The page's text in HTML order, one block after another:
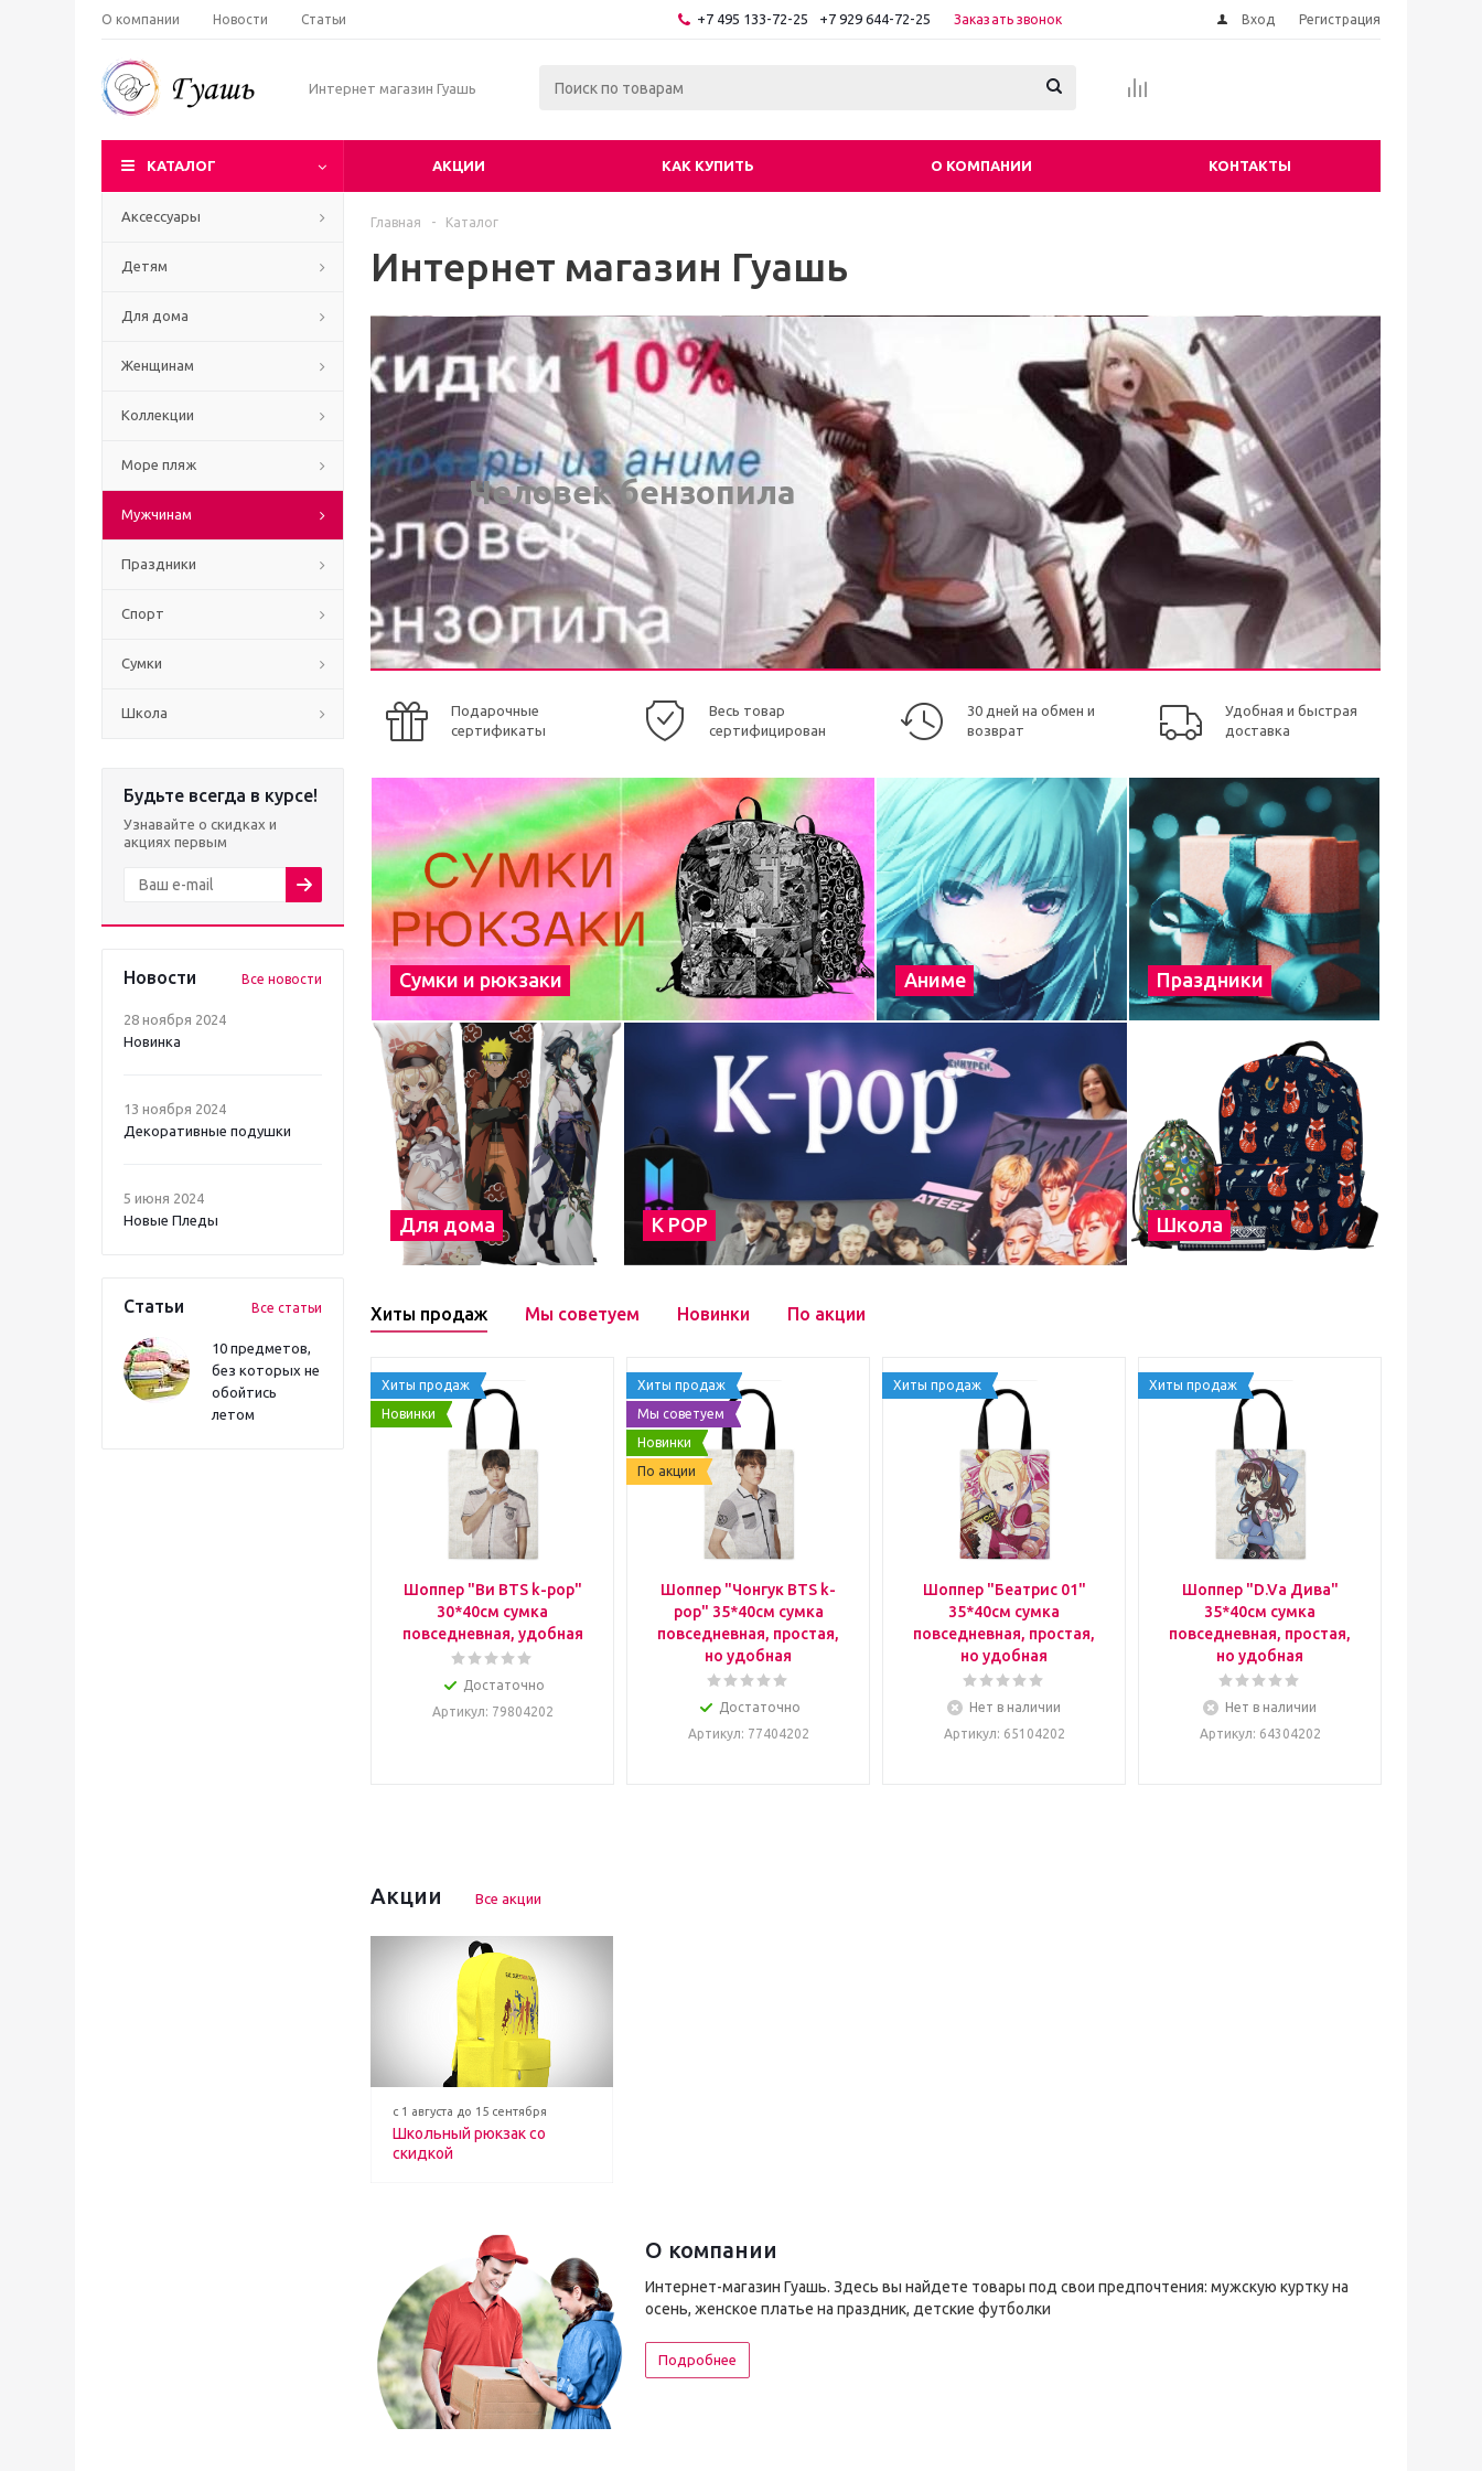
О компании Новости Статьи +7 495 133-72-25 +7 929 644-72-25 Заказать звонок Вход Регистрация
Интернет магазин Гуашь
КАТАЛОГ АКЦИИ КАК КУПИТЬ О КОМПАНИИ КОНТАКТЫ
Аксессуары
Детям
Для дома
Женщинам
Коллекции
Море пляж
Мужчинам
Праздники
Спорт
Сумки
Школа
Будьте всегда в курсе!
Узнавайте о скидках и
акциях первым
Новости Все новости
28 ноября 2024
Новинка
13 ноября 2024
Декоративные подушки
5 июня 2024
Новые Пледы
Статьи Все статьи
10 предметов,
без которых не
обойтись
летом
Главная - Каталог
Интернет магазин Гуашь
Человек бензопила
Подарочные
сертификаты
Весь товар
сертифицирован
30 дней на обмен и
возврат
Удобная и быстрая
доставка
Сумки и рюкзаки Аниме Праздники
Для дома К POP Школа
Хиты продаж Мы советуем Новинки По акции
Хиты продаж
Новинки
Шоппер "Ви BTS k-pop"
30*40см сумка
повседневная, удобная
Достаточно
Артикул: 79804202
Хиты продаж
Мы советуем
Новинки
По акции
Шоппер "Чонгук BTS k-
pop" 35*40см сумка
повседневная, простая,
но удобная
Достаточно
Артикул: 77404202
Хиты продаж
Шоппер "Беатрис 01"
35*40см сумка
повседневная, простая,
но удобная
Нет в наличии
Артикул: 65104202
Хиты продаж
Шоппер "D.Va Дива"
35*40см сумка
повседневная, простая,
но удобная
Нет в наличии
Артикул: 64304202
Акции Все акции
с 1 августа до 15 сентября
Школьный рюкзак со
скидкой
О компании
Интернет-магазин Гуашь. Здесь вы найдете товары под свои предпочтения: мужскую куртку на
осень, женское платье на праздник, детские футболки
Подробнее